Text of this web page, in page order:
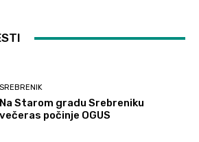
SREBRENIK
Na Starom gradu Srebreniku
večeras počinje OGUS